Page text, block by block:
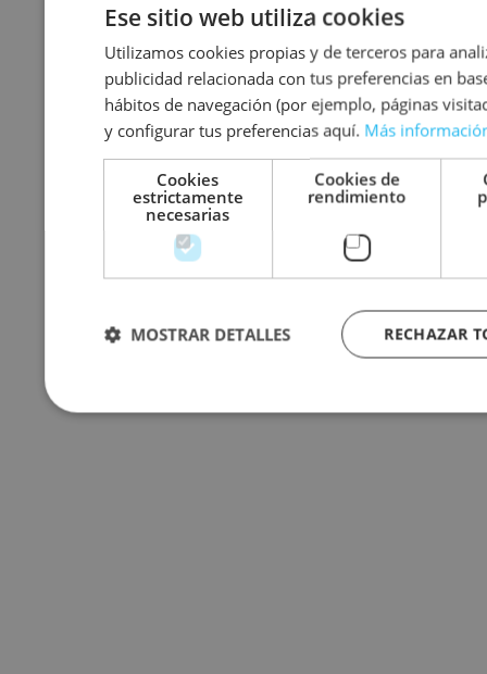
Ese sitio web utiliza cookies
Utilizamos cookies propias y de terceros para
publicidad relacionada con tus preferencias en
hábitos de navegación (por ejemplo, páginas
y configurar tus preferencias aquí. Más
Cookies
estrictamente
necesarias
Cookies de
rendimiento
RECHAZAR
MOSTRAR DETALLES